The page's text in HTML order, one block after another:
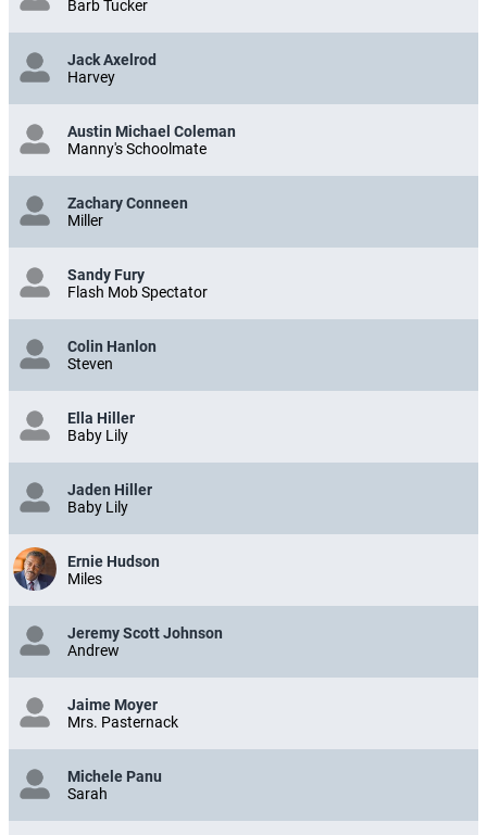
Barb Tucker
Jack Axelrod
Harvey
Austin Michael Coleman
Manny's Schoolmate
Zachary Conneen
Miller
Sandy Fury
Flash Mob Spectator
Colin Hanlon
Steven
Ella Hiller
Baby Lily
Jaden Hiller
Baby Lily
Ernie Hudson
Miles
Jeremy Scott Johnson
Andrew
Jaime Moyer
Mrs. Pasternack
Michele Panu
Sarah